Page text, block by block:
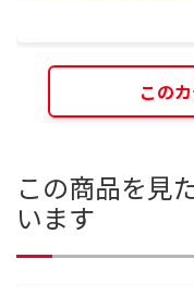
この
この商品を見
います